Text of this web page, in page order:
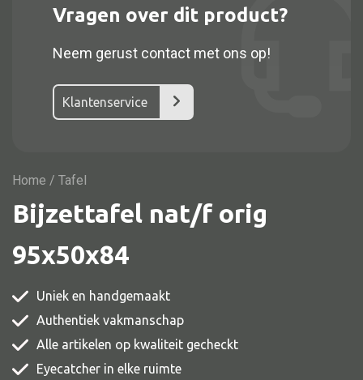
Alle kasten
Dressoir
Nachtkast
Vitrine
TV meubel
Comode
Alle stoelen
Vragen over dit product?
Neem gerust contact met ons op!
Klantenservice
Home / Tafel
Bijzettafel nat/f orig
95x50x84
Uniek en handgemaakt
Authentiek vakmanschap
Alle artikelen op kwaliteit gecheckt
Eyecatcher in elke ruimte